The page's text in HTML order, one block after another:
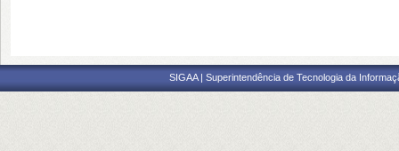
SIGAA | Superintendência de Tecnologia da